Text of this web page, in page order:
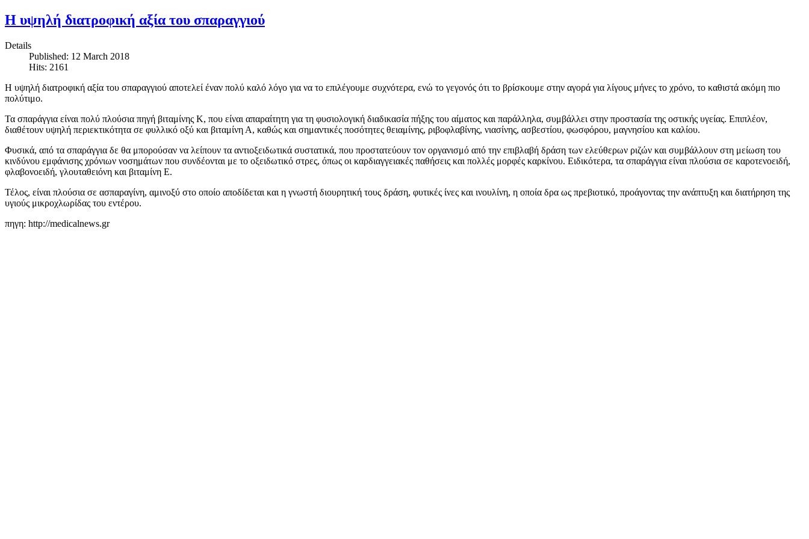
Η υψηλή διατροφική αξία του σπαραγγιού
Details
Published: 12 March 2018
Hits: 2161
Η υψηλή διατροφική αξία του σπαραγγιού αποτελεί έναν πολύ καλό λόγο για να το επιλέγουμε συχνότερα, ενώ το γεγονός ότι το βρίσκουμε στην αγορά για λίγους μήνες το χρόνο, το καθιστά ακόμη πιο
πολύτιμο.
Τα σπαράγγια είναι πολύ πλούσια πηγή βιταμίνης Κ, που είναι απαραίτητη για τη φυσιολογική διαδικασία πήξης του αίματος και παράλληλα, συμβάλλει στην προστασία της οστικής υγείας. Επιπλέον,
διαθέτουν υψηλή περιεκτικότητα σε φυλλικό οξύ και βιταμίνη Α, καθώς και σημαντικές ποσότητες θειαμίνης, ριβοφλαβίνης, νιασίνης, ασβεστίου, φωσφόρου, μαγνησίου και καλίου.
Φυσικά, από τα σπαράγγια δε θα μπορούσαν να λείπουν τα αντιοξειδωτικά συστατικά, που προστατεύουν τον οργανισμό από την επιβλαβή δράση των ελεύθερων ριζών και συμβάλλουν στη μείωση του
κινδύνου εμφάνισης χρόνιων νοσημάτων που συνδέονται με το οξειδωτικό στρες, όπως οι καρδιαγγειακές παθήσεις και πολλές μορφές καρκίνου. Ειδικότερα, τα σπαράγγια είναι πλούσια σε καροτενοειδή,
φλαβονοειδή, γλουταθειόνη και βιταμίνη Ε.
Τέλος, είναι πλούσια σε ασπαραγίνη, αμινοξύ στο οποίο αποδίδεται και η γνωστή διουρητική τους δράση, φυτικές ίνες και ινουλίνη, η οποία δρα ως πρεβιοτικό, προάγοντας την ανάπτυξη και διατήρηση της
υγιούς μικροχλωρίδας του εντέρου.
πηγη: http://medicalnews.gr